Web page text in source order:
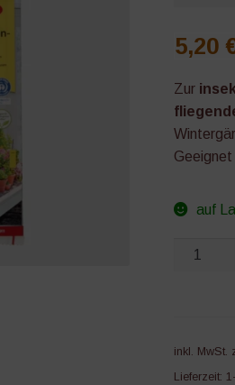
5,20
Zur
Geeignet
auf
Gelbe
inkl. MwSt.
Lieferzeit: